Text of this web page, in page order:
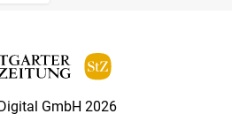
GmbH 2026